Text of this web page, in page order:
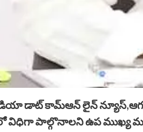
కామ్ఆన్ లైన్ న్యూస్,ఆగస్టు
విధిగా పాల్గొనాలని ఉప ముఖ్య